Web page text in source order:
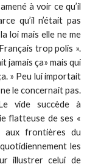
à voir ce qu’il
qu’il n’était pas
loi mais elle ne me
trop polis ».
jamais ça» mais qui
» Peu lui importait
le concernait pas.
vide succède à
flatteuse de ses «
aux frontières du
les
illustrer celui de